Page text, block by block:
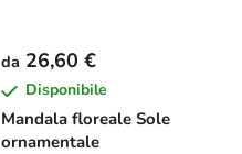
Mandala floreale Sole
ornamentale
da 26,60 €
Disponibile